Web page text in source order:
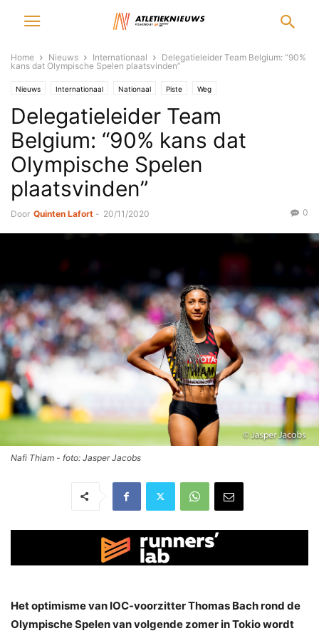
Home Nieuws Internationaal
Delegatieleider Team Belgium: “90%
kans dat Olympische Spelen plaatsvinden”
Nieuws Internationaal Nationaal Piste Weg
Delegatieleider Team
Belgium: “90% kans dat
Olympische Spelen
plaatsvinden”
Door Quinten Lafort - 20/11/2020 0
Nafi Thiam - foto: Jasper Jacobs
Het optimisme van IOC-voorzitter Thomas Bach rond de
Olympische Spelen van volgende zomer in Tokio wordt